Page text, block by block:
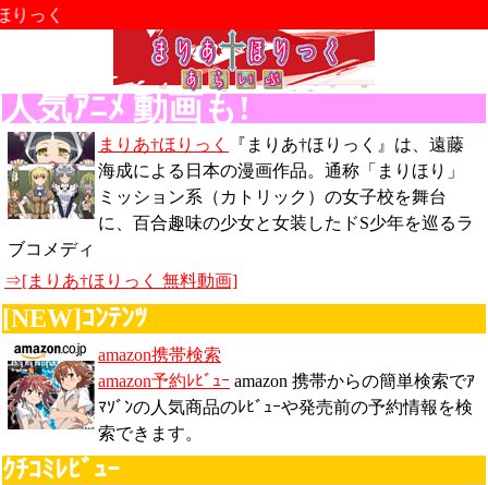
っく
人気ｱﾆﾒ 動画も!
まりあ†ほりっく
『まりあ†ほりっく』は、遠藤
海成による日本の漫画作品。通称「まりほり」
ミッション系（カトリック）の女子校を舞台
に、百合趣味の少女と女装したドS少年を巡るラ
ブコメディ
⇒[まりあ†ほりっく 無料動画]
[NEW]ｺﾝﾃﾝﾂ
amazon携帯検索
amazon予約ﾚﾋﾞｭｰ amazon 携帯からの簡単検索でｱ
ﾏｿﾞﾝの人気商品のﾚﾋﾞｭｰや発売前の予約情報を検
索できます。
ｸﾁｺﾐﾚﾋﾞｭｰ